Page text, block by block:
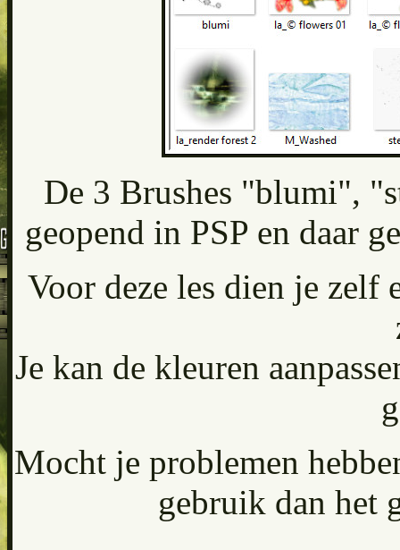
De 3 Brushes "blumi",
geopend in PSP en daar
Voor deze les dien je zelf
Je kan de kleuren
Mocht je problemen
gebruik dan het